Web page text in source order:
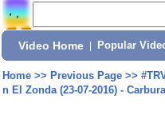
Video Home Popular
Home>> Previous Page>>
n El Zonda (23-07-2016) -